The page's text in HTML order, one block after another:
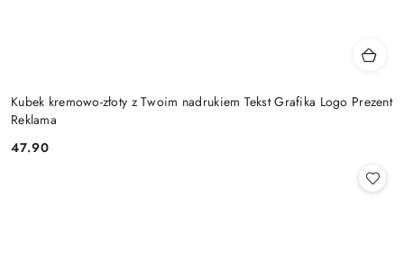
Kubek kremowo-złoty z Twoim nadrukiem Tekst Grafika Logo Prezent
Reklama
Cena:
47.90